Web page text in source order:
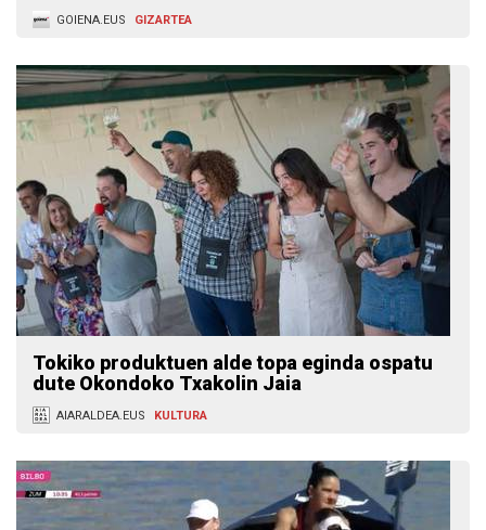
GOIENA.EUS GIZARTEA
Tokiko produktuen alde topa eginda ospatu
dute Okondoko Txakolin Jaia
AIARALDEA.EUS KULTURA